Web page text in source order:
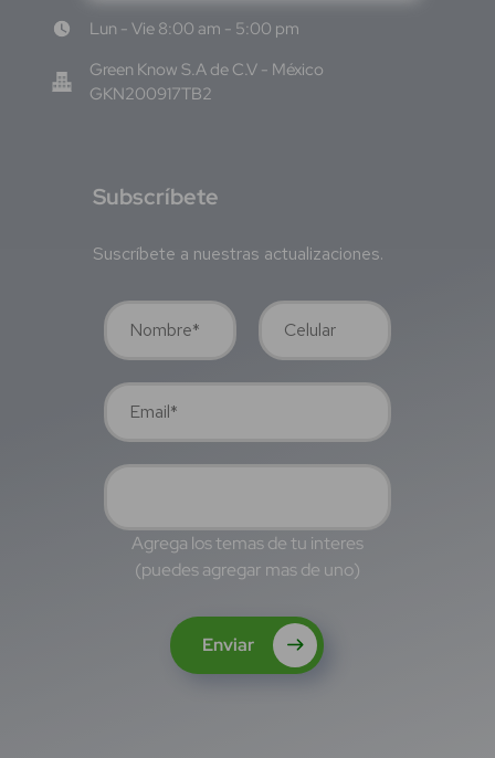
Lun - Vie 8:00 am - 5:00 pm
Green Know S.A de C.V - México
GKN200917TB2
Subscríbete
Suscríbete a nuestras actualizaciones.
Agrega los temas de tu interes
(puedes agregar mas de uno)
Enviar